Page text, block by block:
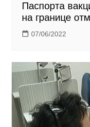
Паспорта
на границе
07/06/2022